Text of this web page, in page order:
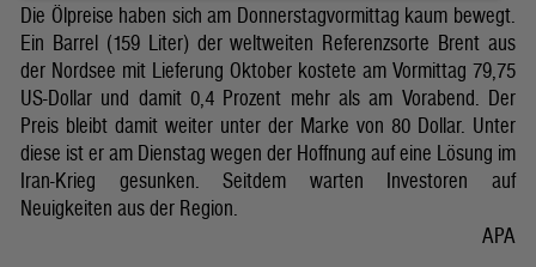
Die Ölpreise haben sich am Donnerstagvormittag kaum bewegt.
Ein Barrel (159 Liter) der weltweiten Referenzsorte Brent aus
der Nordsee mit Lieferung Oktober kostete am Vormittag 79,75
US-Dollar und damit 0,4 Prozent mehr als am Vorabend. Der
Preis bleibt damit weiter unter der Marke von 80 Dollar. Unter
diese ist er am Dienstag wegen der Hoffnung auf eine Lösung im
Iran-Krieg gesunken. Seitdem warten Investoren auf
Neuigkeiten aus der Region.
APA